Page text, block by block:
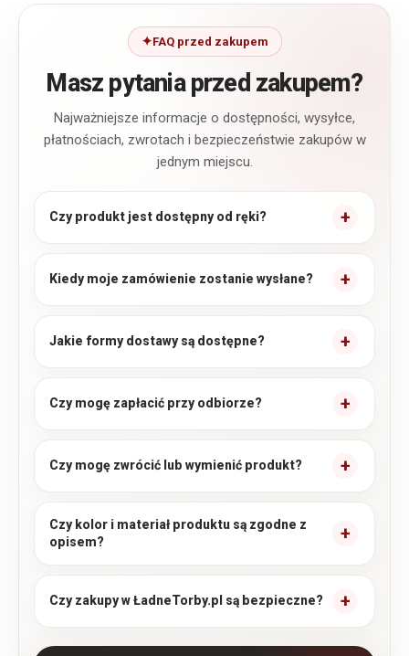
FAQ przed zakupem
Masz pytania przed zakupem?
Najważniejsze informacje o dostępności, wysyłce,
płatnościach, zwrotach i bezpieczeństwie zakupów w
jednym miejscu.
Czy produkt jest dostępny od ręki?
Kiedy moje zamówienie zostanie wysłane?
Jakie formy dostawy są dostępne?
Czy mogę zapłacić przy odbiorze?
Czy mogę zwrócić lub wymienić produkt?
Czy kolor i materiał produktu są zgodne z
opisem?
Czy zakupy w ŁadneTorby.pl są bezpieczne?